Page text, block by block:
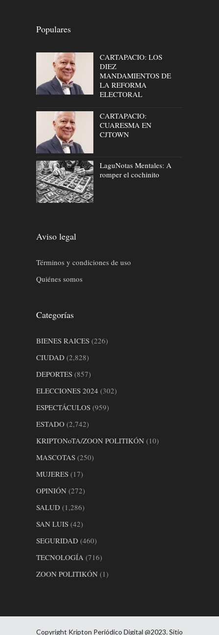
Populares
CARTAPACIO: LOS
DIEZ
MANDAMIENTOS DE
LA REFORMA
ELECTORAL
CARTAPACIO:
CUARESMA EN
CJTOWN
LaguNotas Mentales: A
romper el cochinito
Aviso legal
Términos y condiciones de uso
Quiénes somos
Categorías
BIENES RAICES (226)
CIUDAD (2,828)
DEPORTES (857)
ELECCIONES 2024 (302)
ESPECTÁCULOS (959)
ESTADO (2,742)
KRIPTONoTA/ZOON POLITIKÓN (10)
MASCOTAS (250)
MUJERES (17)
OPINIÓN (272)
SALUD (1,286)
SAN LUIS (42)
SEGURIDAD (460)
TECNOLOGÍA (716)
ZOON POLITIKÓN (1)
Copyright Kripton Periódico Digital @2023. Sitio